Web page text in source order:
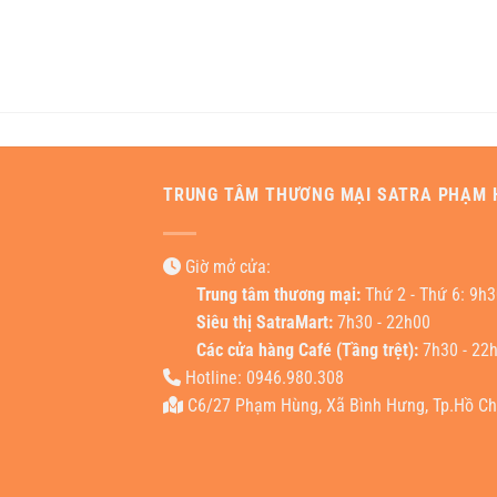
TRUNG TÂM THƯƠNG MẠI SATRA PHẠM
Giờ mở cửa:
Trung tâm thương mại: Thứ 2 - Thứ 6:
Siêu thị SatraMart: 7h30 - 22h00
Các cửa hàng Café (Tầng trệt): 7h30 -
Hotline: 0946.980.308
C6/27 Phạm Hùng, Xã Bình Hưng, Tp.Hồ